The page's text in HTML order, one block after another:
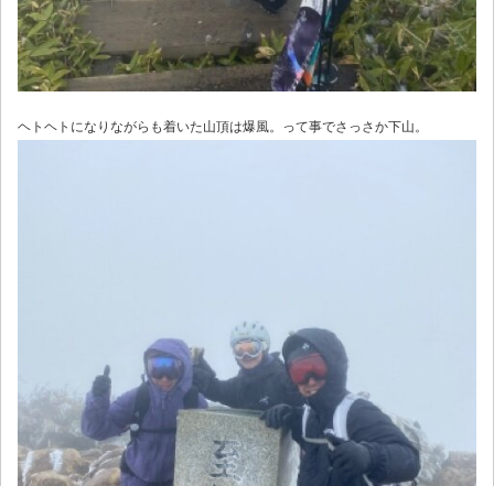
ヘトヘトになりながらも着いた山頂は爆風。って事でさっさか下山。